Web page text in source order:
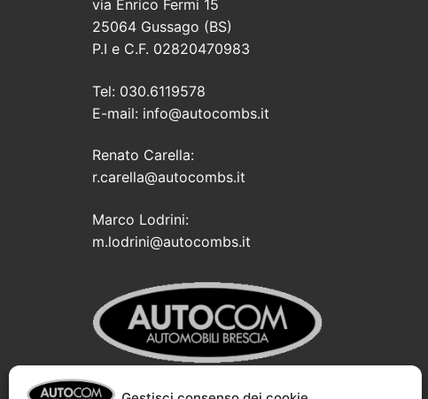
via Enrico Fermi 15
25064 Gussago (BS)
P.I e C.F. 02820470983
Tel: 030.6119578
E-mail: info@autocombs.it
Renato Carella:
r.carella@autocombs.it
Marco Lodrini:
m.lodrini@autocombs.it